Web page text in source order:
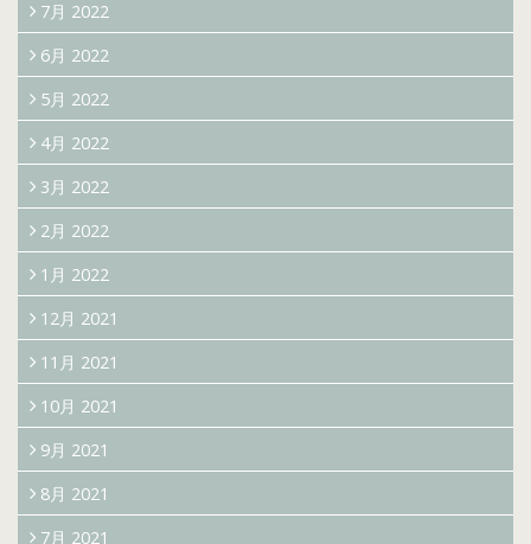
7月 2022
6月 2022
5月 2022
4月 2022
3月 2022
2月 2022
1月 2022
12月 2021
11月 2021
10月 2021
9月 2021
8月 2021
7月 2021